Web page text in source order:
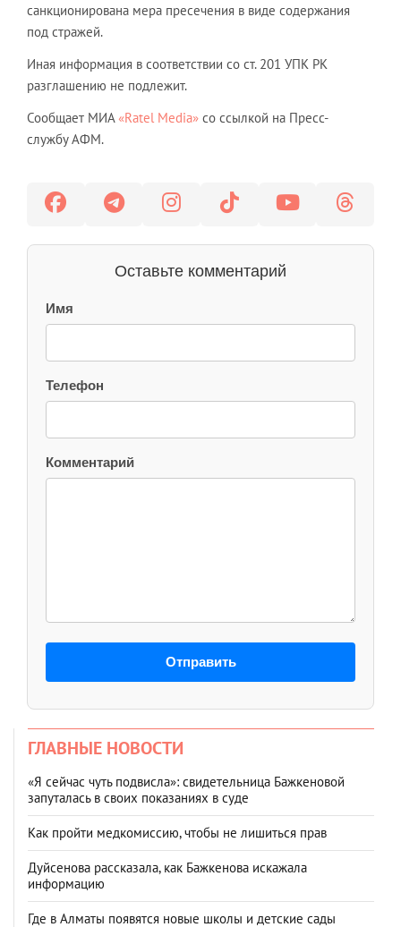
санкционирована мера пресечения в виде содержания
под стражей.
Иная информация в соответствии со ст. 201 УПК РК
разглашению не подлежит.
Сообщает МИА «Ratel Media» со ссылкой на Пресс-
службу АФМ.
Оставьте комментарий
Имя
Телефон
Комментарий
Отправить
ГЛАВНЫЕ НОВОСТИ
«Я сейчас чуть подвисла»: свидетельница Бажкеновой
запуталась в своих показаниях в суде
Как пройти медкомиссию, чтобы не лишиться прав
Дуйсенова рассказала, как Бажкенова искажала
информацию
Где в Алматы появятся новые школы и детские сады